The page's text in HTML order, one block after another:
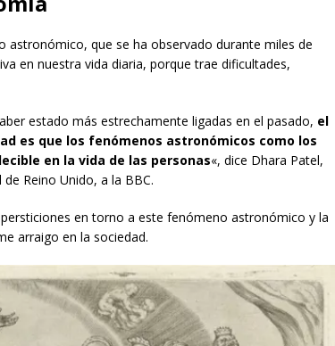
astronómico, que se ha observado durante miles de
en nuestra vida diaria, porque trae dificultades,
estado más estrechamente ligadas en el pasado, el
es que los fenómenos astronómicos como los
en la vida de las personas«, dice Dhara Patel,
Reino Unido, a la BBC.
en torno a este fenómeno astronómico y la
arraigo en la sociedad.